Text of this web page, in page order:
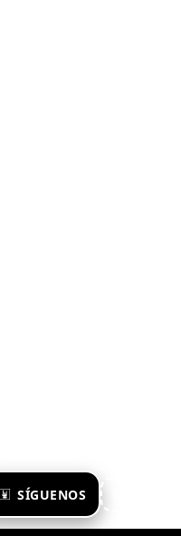
SÍGUENOS